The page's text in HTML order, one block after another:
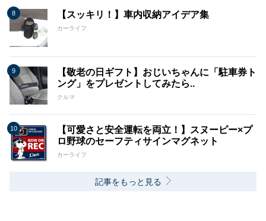
【スッキリ！】車内収納アイデア集
カーライフ
【敬老の日ギフト】おじいちゃんに「駐車券ト
ング」をプレゼントしてみたら..
クルマ
【可愛さと安全運転を両立！】スヌーピー×プ
ロ野球のセーフティサインマグネット
カーライフ
記事をもっと見る